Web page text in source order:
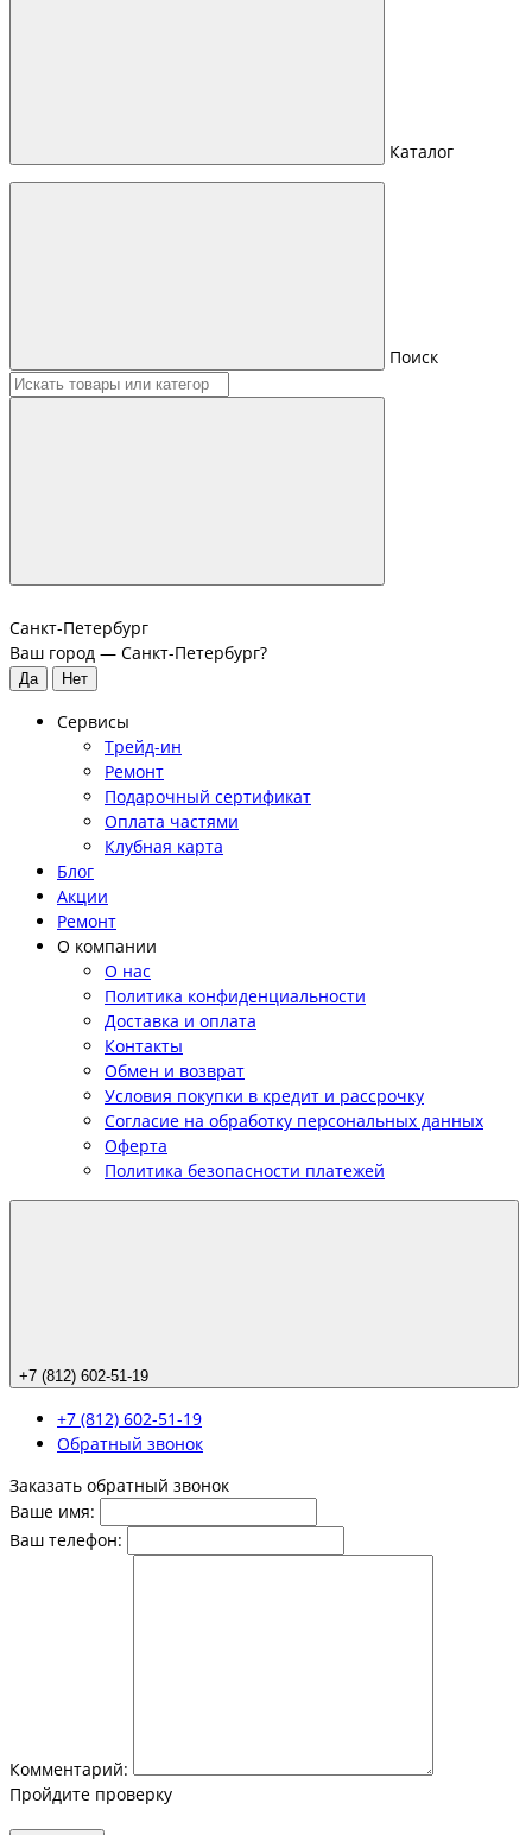
Каталог
Поиск
Санкт-Петербург
Ваш город — Санкт-Петербург?
Сервисы
Трейд-ин
Ремонт
Подарочный сертификат
Оплата частями
Клубная карта
Блог
Акции
Ремонт
О компании
О нас
Политика конфиденциальности
Доставка и оплата
Контакты
Обмен и возврат
Условия покупки в кредит и рассрочку
Согласие на обработку персональных данных
Оферта
Политика безопасности платежей
+7 (812) 602-51-19
+7 (812) 602-51-19
Обратный звонок
Заказать обратный звонок
Ваше имя:
Ваш телефон:
Комментарий:
Пройдите проверку